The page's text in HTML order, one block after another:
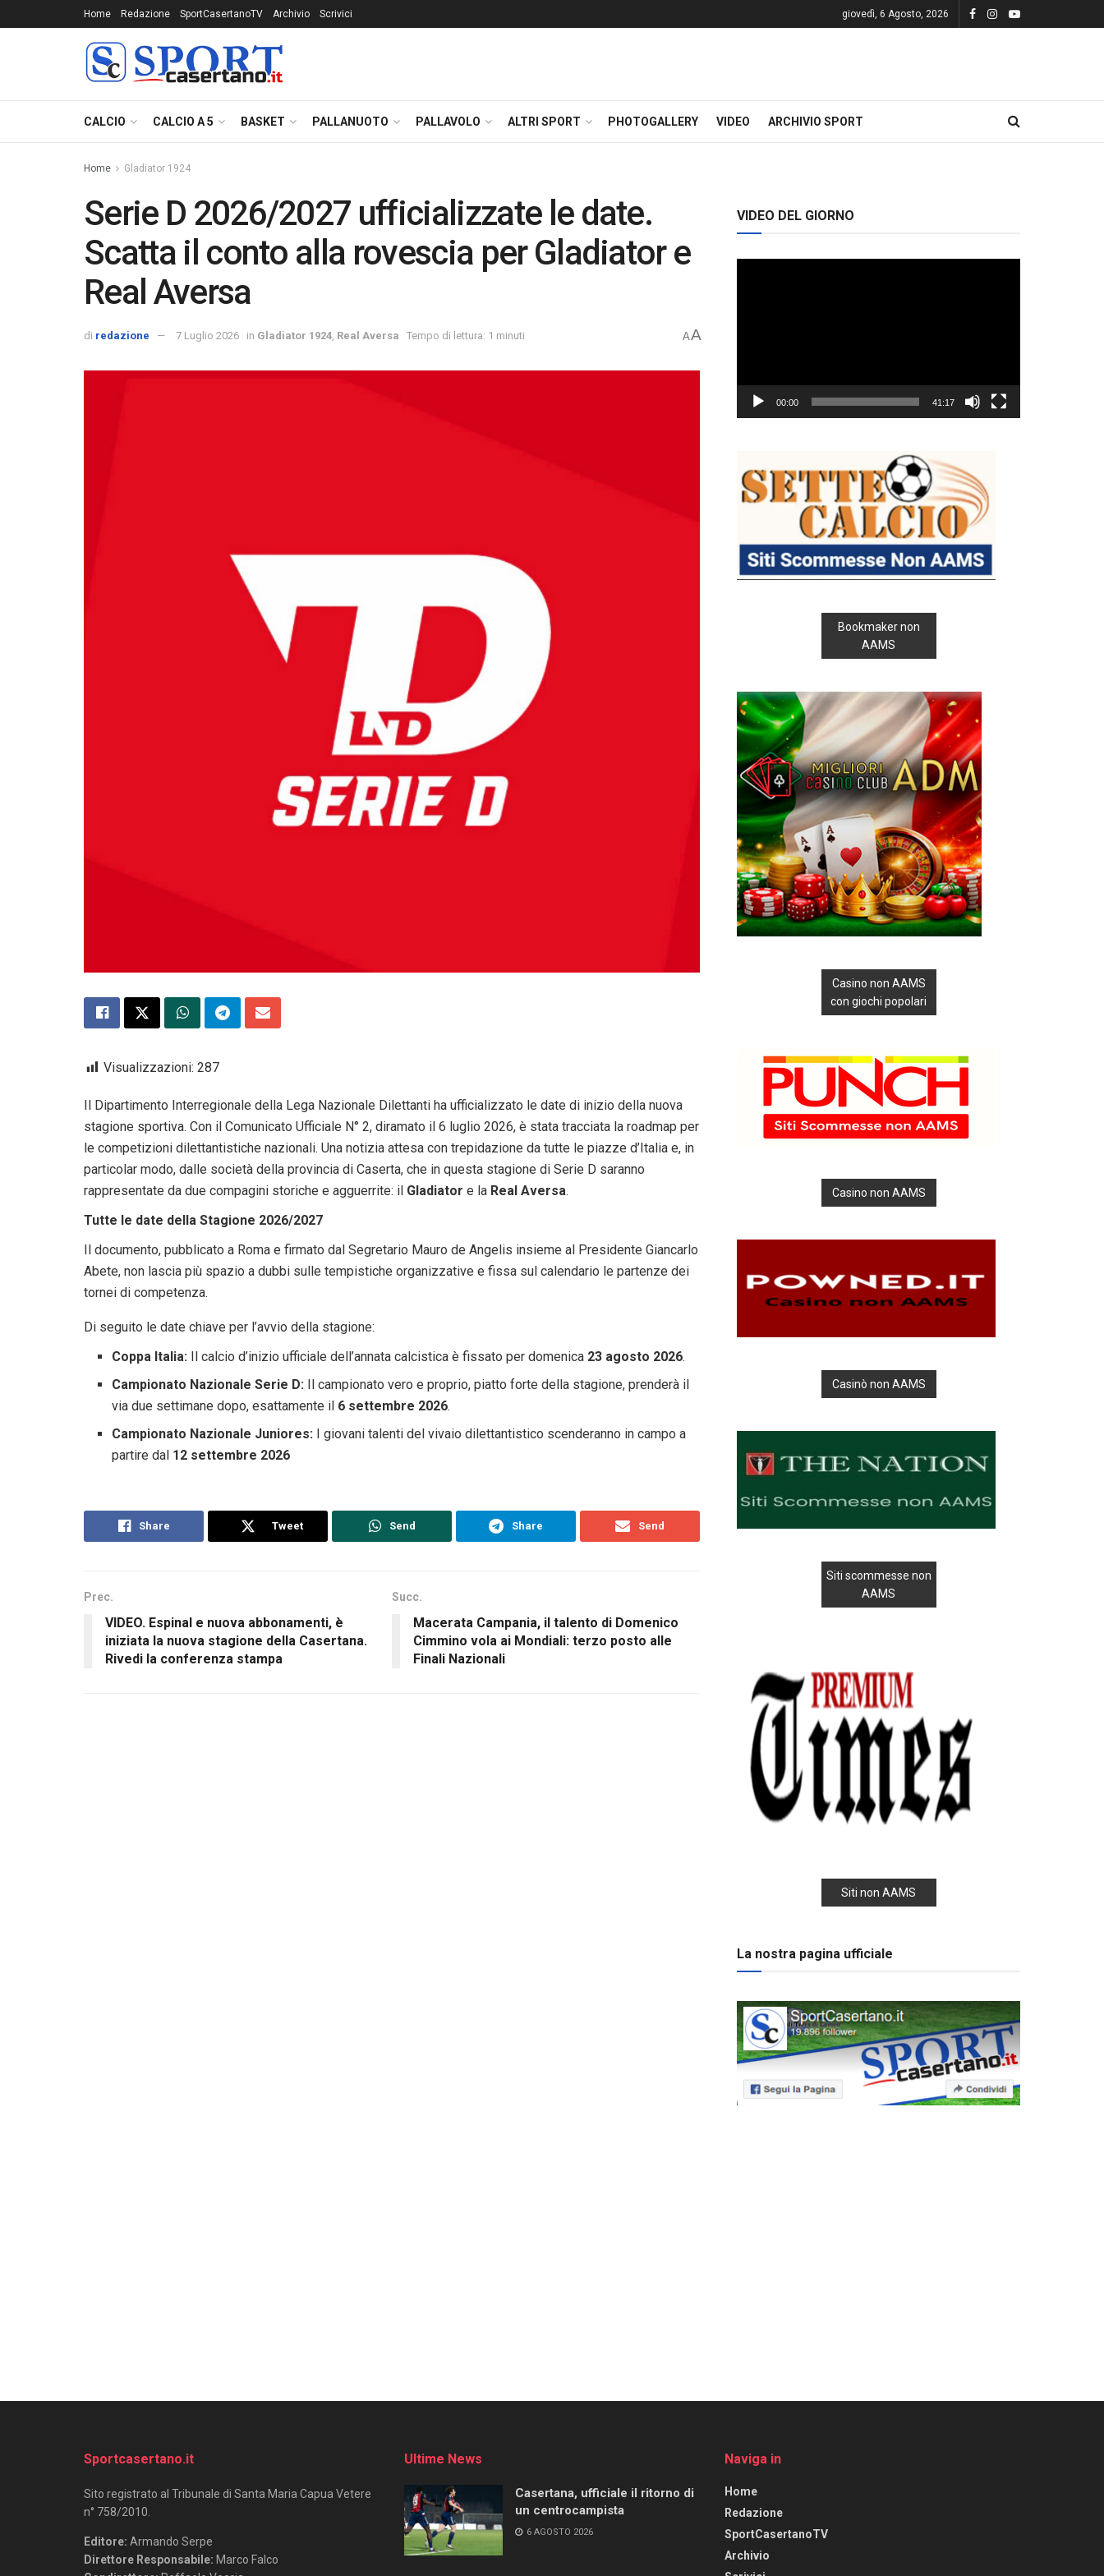
Home Redazione SportCasertanoTV Archivio Scrivici giovedì, 6 Agosto, 2026
CALCIO CALCIO A 5 BASKET PALLANUOTO PALLAVOLO ALTRI SPORT PHOTOGALLERY VIDEO ARCHIVIO SPORT
Home Gladiator 1924
Serie D 2026/2027 ufficializzate le date.
Scatta il conto alla rovescia per Gladiator e
Real Aversa
di redazione 7 Luglio 2026 in Gladiator 1924 Real Aversa Tempo di lettura: 1 minuti AA
Visualizzazioni: 287
Il Dipartimento Interregionale della Lega Nazionale Dilettanti ha ufficializzato le date di inizio della nuova
stagione sportiva. Con il Comunicato Ufficiale N° 2, diramato il 6 luglio 2026, è stata tracciata la roadmap per
le competizioni dilettantistiche nazionali. Una notizia attesa con trepidazione da tutte le piazze d’Italia e, in
particolar modo, dalle società della provincia di Caserta, che in questa stagione di Serie D saranno
rappresentate da due compagini storiche e agguerrite: il Gladiator e la Real Aversa.
Tutte le date della Stagione 2026/2027
Il documento, pubblicato a Roma e firmato dal Segretario Mauro de Angelis insieme al Presidente Giancarlo
Abete, non lascia più spazio a dubbi sulle tempistiche organizzative e fissa sul calendario le partenze dei
tornei di competenza.
Di seguito le date chiave per l’avvio della stagione:
Coppa Italia: Il calcio d’inizio ufficiale dell’annata calcistica è fissato per domenica 23 agosto 2026.
Campionato Nazionale Serie D: Il campionato vero e proprio, piatto forte della stagione, prenderà il
via due settimane dopo, esattamente il 6 settembre 2026.
Campionato Nazionale Juniores: I giovani talenti del vivaio dilettantistico scenderanno in campo a
partire dal 12 settembre 2026
Share Tweet Send Share Send
Prec.
VIDEO. Espinal e nuova abbonamenti, è
iniziata la nuova stagione della Casertana.
Rivedi la conferenza stampa
Succ.
Macerata Campania, il talento di Domenico
Cimmino vola ai Mondiali: terzo posto alle
Finali Nazionali
VIDEO DEL GIORNO
00:00 41:17
Bookmaker non
AAMS
Casino non AAMS
con giochi popolari
Casino non AAMS
Casinò non AAMS
Siti scommesse non
AAMS
Siti non AAMS
La nostra pagina ufficiale
Sportcasertano.it
Sito registrato al Tribunale di Santa Maria Capua Vetere
n° 758/2010.
Editore: Armando Serpe
Direttore Responsabile: Marco Falco
Ultime News
Casertana, ufficiale il ritorno di
un centrocampista
6 AGOSTO 2026
Naviga in
Home
Redazione
SportCasertanoTV
Archivio